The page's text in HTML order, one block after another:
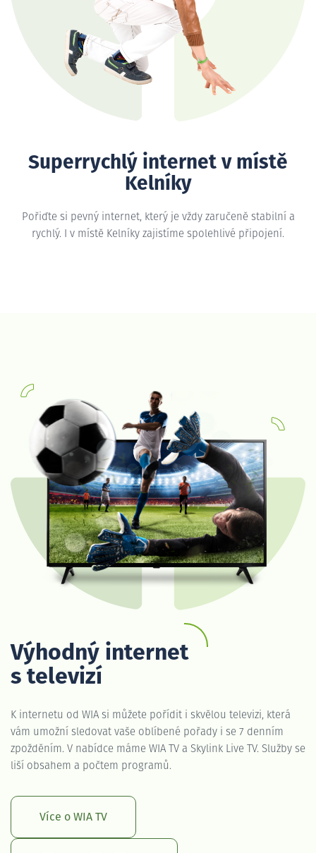
Superrychlý internet v místě
Kelníky
Pořiďte si pevný internet, který je vždy zaručeně stabilní a
rychlý. I v místě Kelníky zajistíme spolehlivé připojení.
Výhodný internet
s televizí
K internetu od WIA si můžete pořídit i skvělou televizi, která
vám umožní sledovat vaše oblíbené pořady i se 7 denním
zpožděním. V nabídce máme WIA TV a Skylink Live TV. Služby se
liší obsahem a počtem programů.
Více o WIA TV